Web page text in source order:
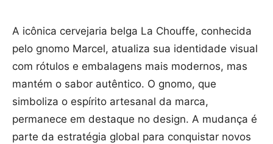
A icônica cervejaria belga La Chouffe, conhecida
pelo gnomo Marcel, atualiza sua identidade visual
com rótulos e embalagens mais modernos, mas
mantém o sabor autêntico. O gnomo, que
simboliza o espírito artesanal da marca,
permanece em destaque no design. A mudança é
parte da estratégia global para conquistar novos